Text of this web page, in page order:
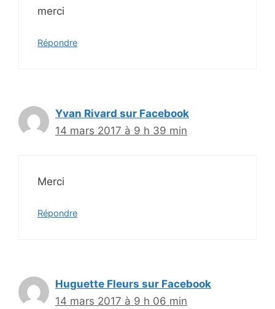
merci
Répondre
Yvan Rivard sur Facebook
14 mars 2017 à 9 h 39 min
Merci
Répondre
Huguette Fleurs sur Facebook
14 mars 2017 à 9 h 06 min